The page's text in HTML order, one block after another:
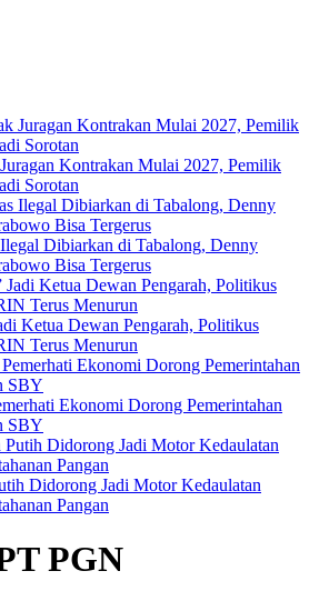
Kontrakan Mulai 2027, Pemilik
Sorotan
Dibiarkan di Tabalong, Denny
Bisa Tergerus
Ketua Dewan Pengarah, Politikus
Terus Menurun
Ekonomi Dorong Pemerintahan
SBY
Didorong Jadi Motor Kedaulatan
Pangan
PGN